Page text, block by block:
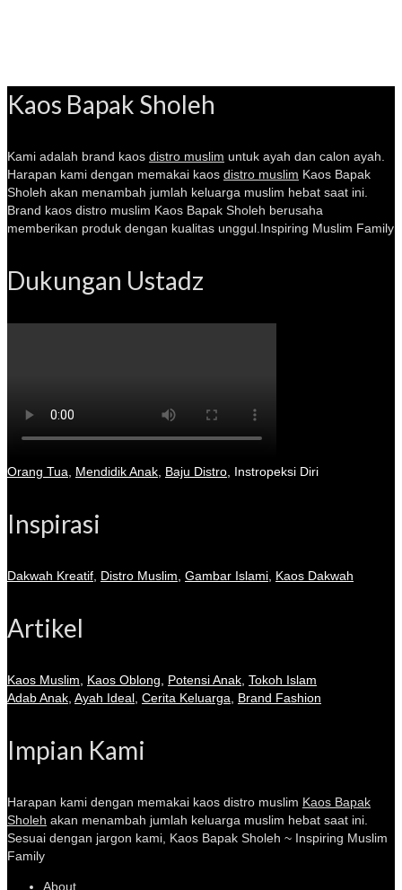
Kaos Bapak Sholeh
Kami adalah brand kaos distro muslim untuk ayah dan calon ayah.
Harapan kami dengan memakai kaos distro muslim Kaos Bapak
Sholeh akan menambah jumlah keluarga muslim hebat saat ini.
Brand kaos distro muslim Kaos Bapak Sholeh berusaha
memberikan produk dengan kualitas unggul.Inspiring Muslim Family
Dukungan Ustadz
Orang Tua, Mendidik Anak, Baju Distro, Instropeksi Diri
Inspirasi
Dakwah Kreatif, Distro Muslim, Gambar Islami, Kaos Dakwah
Artikel
Kaos Muslim, Kaos Oblong, Potensi Anak, Tokoh Islam
Adab Anak, Ayah Ideal, Cerita Keluarga, Brand Fashion
Impian Kami
Harapan kami dengan memakai kaos distro muslim Kaos Bapak
Sholeh akan menambah jumlah keluarga muslim hebat saat ini.
Sesuai dengan jargon kami, Kaos Bapak Sholeh ~ Inspiring Muslim
Family
About